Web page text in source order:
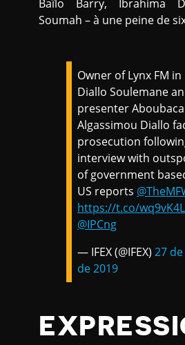
Baïlo Barry, Ibrahima
Soumah – à une peine de
Owner of Lynx FM in
Diallo Soulemane
presenter
Algassimou Diallo
prosecution
interview with
of government
US reports
https://t.co/
@IPCng
— IFEX (@IFEX)27
de 2019